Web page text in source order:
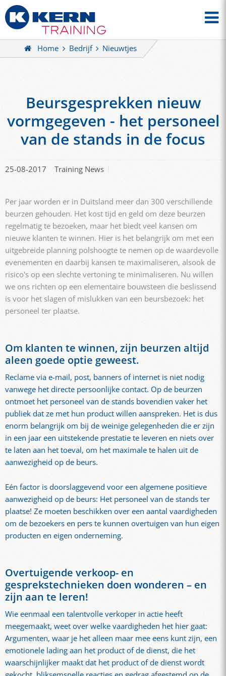
Home Bedrijf Nieuwtjes
Beursgesprekken nieuw
vormgegeven - het personeel
van de stands in de focus
25-08-2017 Training News
Per jaar worden er in Duitsland meer dan 300 verschillende
beurzen gehouden. Het kost tijd en geld om deze beurzen
regelmatig te bezoeken, maar het biedt veel kansen om
nieuwe klanten te winnen. Hier is het belangrijk om met een
uitgebreide planning polshoogte te nemen op de waardevolle
evenementen en daarbij kansen te maximaliseren, alsook de
risico's op een slechte vertoning te minimaliseren. Nu willen
we ons richten op een elementaire bouwsteen die beslissend
is voor het slagen of mislukken van een beursbezoek: het
personeel ter plaatse.
Om klanten te winnen, zijn beurzen altijd
aleen goede optie geweest.
Reclame via e-mail, post, banners of internet is niet nodig
vanwege het directe persoonlijke contact. Op de beurzen
ontmoet het personeel van de stands bovendien vaker het
publiek dat ze met hun product willen aanspreken. Het is dus
enorm belangrijk om bij de weinige gelegenheden die er zijn
in een jaar een uitstekende prestatie te leveren en niets over
te laten aan het toeval, om het maximale te halen uit de
aanwezigheid op de beurs.
Eén factor is doorslaggevend voor een algemene positieve
aanwezigheid op de beurs: Het personeel van de stands ter
plaatse! Ze moeten beschikken over een aantal vaardigheden
om de bezoekers en pers te kunnen overtuigen van hun eigen
producten en eigen onderneming.
Overtuigende verkoop- en
gesprekstechnieken doen wonderen – en
zijn aan te leren!
Wie eenmaal een talentvolle verkoper in actie heeft
meegemaakt, weet over welke vaardigheden het hier gaat:
Argumenten, waar je het alleen maar mee eens kunt zijn, een
emotionele lading aan het product of de dienst, die het
waarschijnlijker maakt dat het product of de dienst wordt